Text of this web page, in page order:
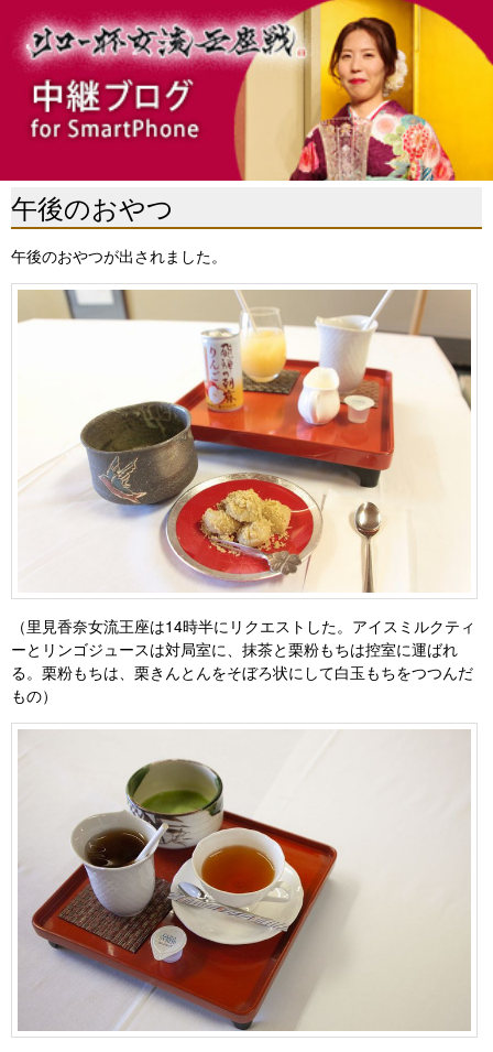
午後のおやつ
午後のおやつが出されました。
（里見香奈女流王座は14時半にリクエストした。アイスミルクティ
ーとリンゴジュースは対局室に、抹茶と栗粉もちは控室に運ばれ
る。栗粉もちは、栗きんとんをそぼろ状にして白玉もちをつつんだ
もの）